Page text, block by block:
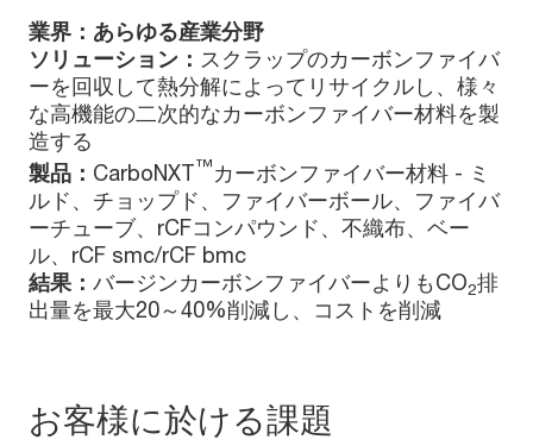
業界：あらゆる産業分野
ソリューション： スクラップのカーボンファイバ
ーを回収して熱分解によってリサイクルし、様々
な高機能の二次的なカーボンファイバー材料を製
造する
製品： CarboNXT™カーボンファイバー材料 - ミ
ルド、チョップド、ファイバーボール、ファイバ
ーチューブ、rCFコンパウンド、不織布、ベー
ル、rCF smc/rCF bmc
結果： バージンカーボンファイバーよりもCO2排
出量を最大20～40%削減し、コストを削減
お客様に於ける課題